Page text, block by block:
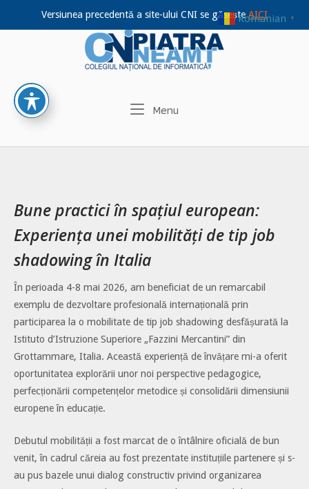
Versiunea precedentă a site-ului CNI se găseșteAICI
Home
Menu
Bune practici în spațiul european:
Experiența unei mobilități de tip job
shadowing în Italia
În perioada 4-8 mai 2026, am beneficiat de un remarcabil
exemplu de dezvoltare profesională internațională prin
participarea la o mobilitate de tip job shadowing desfășurată la
Istituto d’Istruzione Superiore „Fazzini Mercantini” din
Grottammare, Italia. Această experiență de învățare mi-a oferit
oportunitatea explorării unor noi perspective pedagogice,
perfecționării competențelor metodice și consolidării dimensiunii
europene în educație.
Debutul mobilității a fost marcat de o întâlnire oficială de bun
venit, în cadrul căreia au fost prezentate instituțiile partenere și s-
au pus bazele unui dialog constructiv privind organizarea
Romanian ▼